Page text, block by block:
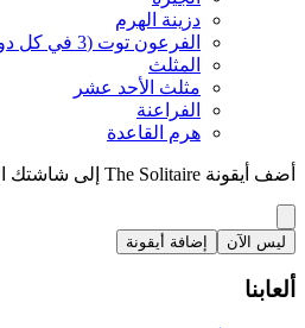
دزينة الهرم
الفرعون توت (3 في كل دور)
المثلث
مثلث الأحد عشر
الفراعنة
هرم القاعدة
أضف أيقونة The Solitaire إلى شاشتك الرئيسية ولا تفقدها أبدًا
ليس الآن إضافة أيقونة
ألعابنا